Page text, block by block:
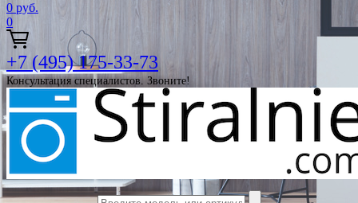
0 руб.
0
+7 (495) 175-33-73
Консультация специалистов. Звоните!